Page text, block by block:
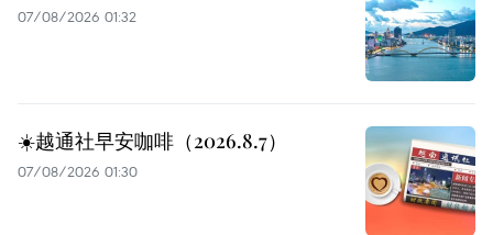
07/08/2026 01:32
☀️越通社早安咖啡（2026.8.7）
07/08/2026 01:30